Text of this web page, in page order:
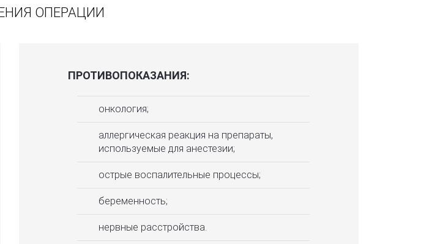
ОПЕРАЦИИ
ПРОТИВОПОКАЗАНИЯ:
онкология;
аллергическая реакция на препараты,
используемые для анестезии;
острые воспалительные процессы;
беременность;
нервные расстройства.